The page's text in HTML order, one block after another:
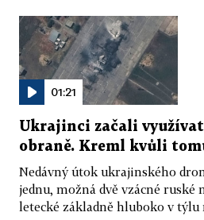
01:21
Ukrajinci začali
obraně. Kreml kvůli
Nedávný útok ukrajinského
jednu, možná dvě vzácné
letecké základně hluboko v týlu